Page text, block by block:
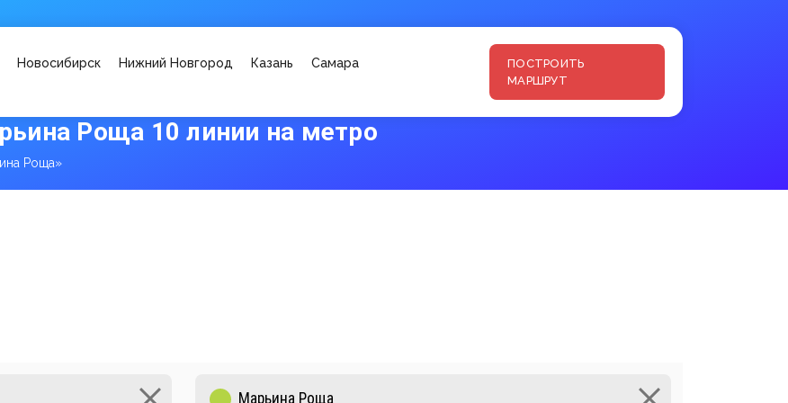
Новосибирск Нижний Новгород Казань Самара
ПОСТРОИТЬ
МАРШРУТ
Роща 10 линии на метро
Роща»